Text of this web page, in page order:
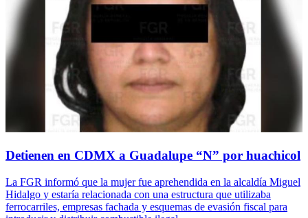
Detienen en CDMX a Guadalupe “N” por huachicol
La FGR informó que la mujer fue aprehendida en la alcaldía Miguel
Hidalgo y estaría relacionada con una estructura que utilizaba
ferrocarriles, empresas fachada y esquemas de evasión fiscal para